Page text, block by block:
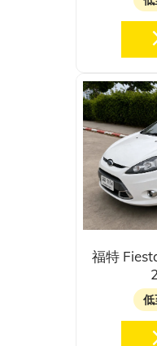
福特